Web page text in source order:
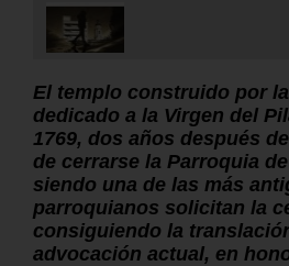
El templo construido por
dedicado a la Virgen del
1769, dos años después
de cerrarse la Parroquia
siendo una de las más
parroquianos solicitan la
consiguiendo la
advocación actual, en